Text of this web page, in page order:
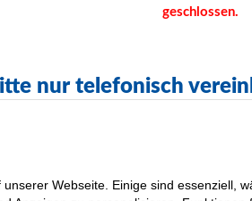
geschlossen.
nur telefonisch
Webseite. Einige sind essenziell,